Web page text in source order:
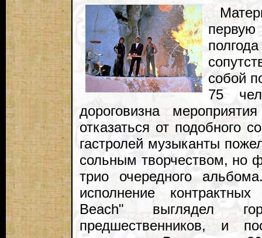
собой
75
дороговизна
отказаться от подобного
гастролей музыканты
сольным творчеством, но
трио очередного
исполнение
Beach" выглядел
предшественников, и